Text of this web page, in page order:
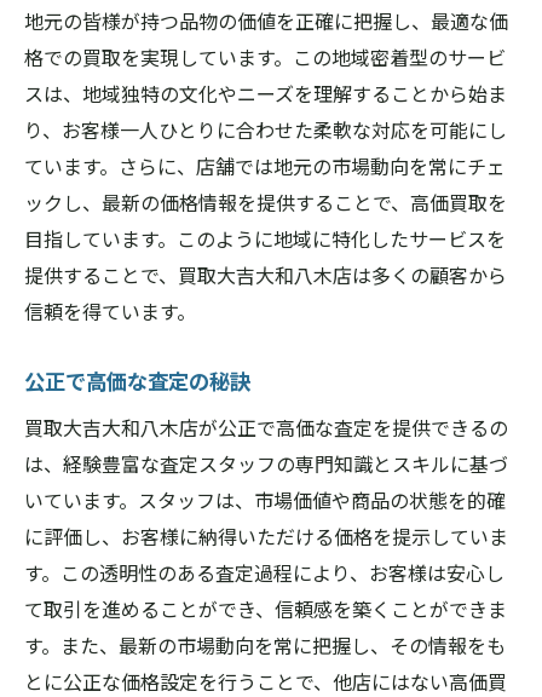
奈良県桜井市のニーズに応えるサービス
高価買取のための査定ポイント
お客様との信頼関係を築く
地域社会に貢献する買取大吉大和八木店
買取大吉大和八木店で奈良県桜井市の品物が輝
く理由
品物の価値を引き出す技術
専門的な査定による高価買取
お客様のニーズに応じた柔軟なサービス
迅速な現金化のプロセス
多様なジャンルの買取実績
買取大吉大和八木店が奈良県桜井市で選ばれる
理由とは
選ばれる理由その一：確かな査定力
選ばれる理由その二：親切なスタッフ
選ばれる理由その三：スピーディーな買取
地元の皆様が持つ品物の価値を正確に把握し、最適な価
格での買取を実現しています。この地域密着型のサービ
スは、地域独特の文化やニーズを理解することから始ま
り、お客様一人ひとりに合わせた柔軟な対応を可能にし
ています。さらに、店舗では地元の市場動向を常にチェ
ックし、最新の価格情報を提供することで、高価買取を
目指しています。このように地域に特化したサービスを
提供することで、買取大吉大和八木店は多くの顧客から
信頼を得ています。
公正で高価な査定の秘訣
買取大吉大和八木店が公正で高価な査定を提供できるの
は、経験豊富な査定スタッフの専門知識とスキルに基づ
いています。スタッフは、市場価値や商品の状態を的確
に評価し、お客様に納得いただける価格を提示していま
す。この透明性のある査定過程により、お客様は安心し
て取引を進めることができ、信頼感を築くことができま
す。また、最新の市場動向を常に把握し、その情報をも
とに公正な価格設定を行うことで、他店にはない高価買